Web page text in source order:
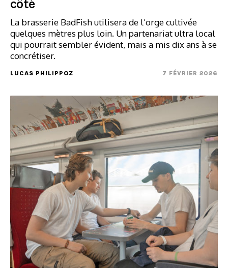
côté
La brasserie BadFish utilisera de l’orge cultivée
quelques mètres plus loin. Un partenariat ultra local
qui pourrait sembler évident, mais a mis dix ans à se
concrétiser.
LUCAS PHILIPPOZ 7 FÉVRIER 2026